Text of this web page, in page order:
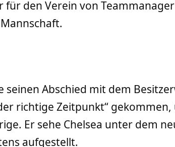
für den Verein von
seinen Abschied mit dem
richtige Zeitpunkt“
Er sehe Chelsea unter dem
aufgestellt.